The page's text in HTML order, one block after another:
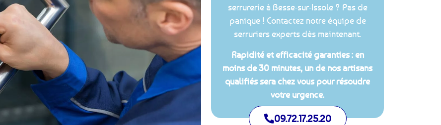
serrurerie à Besse-sur-Issole ? Pas de
panique ! Contactez notre équipe de
serruriers experts dès maintenant.
Rapidité et efficacité garanties : en
moins de 30 minutes, un de nos artisans
qualifiés sera chez vous pour résoudre
votre urgence.
09.72.17.25.20